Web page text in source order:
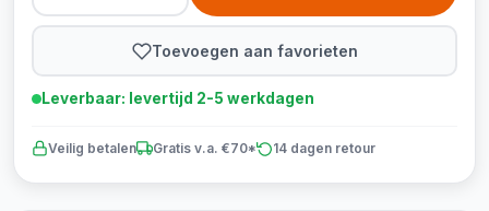
Toevoegen aan favorieten
Leverbaar: levertijd 2-5 werkdagen
Veilig betalen Gratis v.a. €70* 14 dagen retour